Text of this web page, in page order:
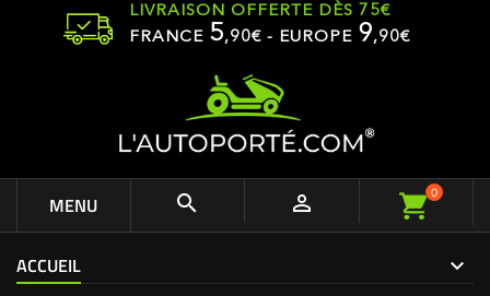
LIVRAISON OFFERTE DÈS 75€
FRANCE 5,90€ - EUROPE 9,90€
MENU   0
ACCUEIL